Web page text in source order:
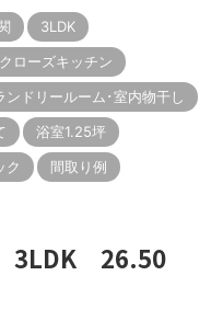
3LDK
ローズキッチン
ンドリールーム･室内物干し
浴室1.25坪
ク
間取り例
3LDK 26.50